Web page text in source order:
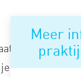
Meer
je nummer
snel terug.